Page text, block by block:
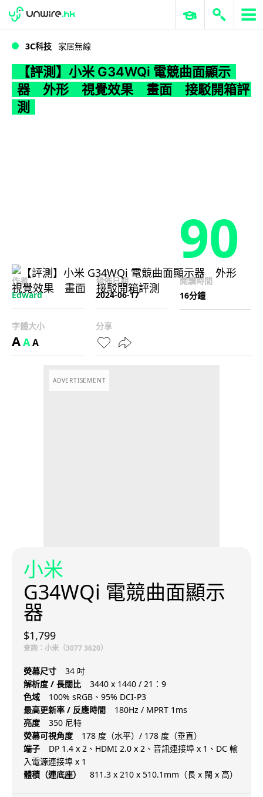
WWDC 2026 ERP 與商業 AI
3C科技 家居無線
【評測】小米 G34WQi 電競曲面顯示
器 外形 視覺效果 畫面 接駁開箱評
測
90
作者
Edward
發佈日期
2024-06-17
閱讀時間
16分鐘
字體大小
AAA
分享
ADVERTISEMENT
小米
G34WQi 電競曲面顯示
器
$1,799
查詢：小米（3077 3620）
熒幕尺寸
34 吋
解析度 / 長闊比
3440 x 1440 / 21：9
色域
100% sRGB、95% DCI-P3
最高更新率 / 反應時間
180Hz / MPRT 1ms
亮度
350 尼特
熒幕可視角度
178 度（水平）/ 178 度（垂直）
端子
DP 1.4 x 2、HDMI 2.0 x 2、音訊連接埠 x 1、DC 輸
入電源連接埠 x 1
體積（連底座）
811.3 x 210 x 510.1mm（長 x 闊 x 高）